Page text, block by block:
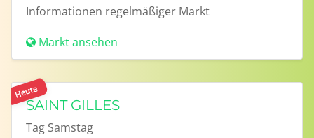
Informationen regelmäßiger Markt
Markt ansehen
Heute
SAINT GILLES
Tag Samstag